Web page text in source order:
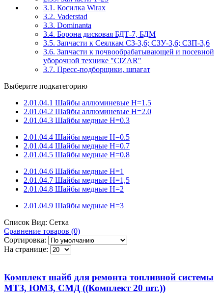
3.1. Косилка Wirax
3.2. Vaderstad
3.3. Dominanta
3.4. Борона дисковая БДТ-7, БДМ
3.5. Запчасти к Сеялкам СЗ-3,6; СЗУ-3,6; СЗП-3,6
3.6. Запчасти к почвообрабатывающей и посевной
уборочной технике "CIZAR"
3.7. Пресс-подборщики, шпагат
Выберите подкатегорию
2.01.04.1 Шайбы аллюминевые H=1.5
2.01.04.2 Шайбы аллюминевые H=2.0
2.01.04.3 Шайбы медные H=0.3
2.01.04.4 Шайбы медные H=0.5
2.01.04.4 Шайбы медные H=0.7
2.01.04.5 Шайбы медные H=0.8
2.01.04.6 Шайбы медные H=1
2.01.04.7 Шайбы медные H=1,5
2.01.04.8 Шайбы медные H=2
2.01.04.9 Шайбы медные H=3
Список Вид: Сетка
Сравнение товаров (0)
Сортировка:
На странице:
Комплект шайб для ремонта топливной системы
МТЗ, ЮМЗ, СМД ((Комплект 20 шт.))